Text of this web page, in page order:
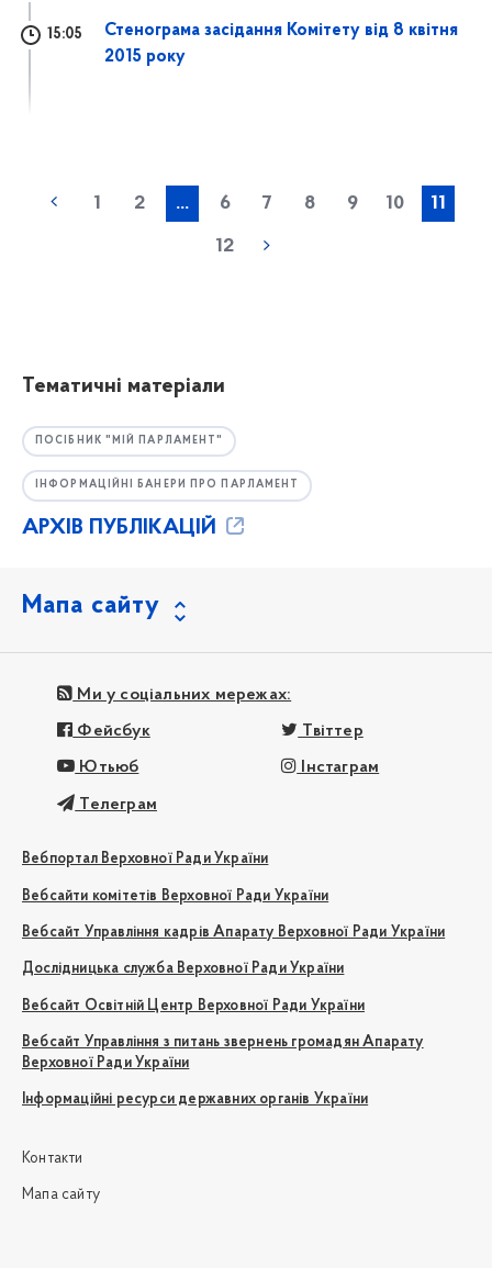
15:05
Стенограма засідання Комітету від 8 квітня
2015 року
1 2 ... 6 7 8 9 10 11
12
Тематичні матеріали
ПОСІБНИК "МІЙ ПАРЛАМЕНТ"
ІНФОРМАЦІЙНІ БАНЕРИ ПРО ПАРЛАМЕНТ
АРХІВ ПУБЛІКАЦІЙ
Мапа сайту
Ми у соціальних мережах:
Фейсбук Твіттер
Ютьюб Інстаграм
Телеграм
Вебпортал Верховної Ради України
Вебсайти комітетів Верховної Ради України
Вебсайт Управління кадрів Апарату Верховної Ради України
Дослідницька служба Верховної Ради України
Вебсайт Освітній Центр Верховної Ради України
Вебсайт Управління з питань звернень громадян Апарату
Верховної Ради України
Інформаційні ресурси державних органів України
Контакти
Мапа сайту